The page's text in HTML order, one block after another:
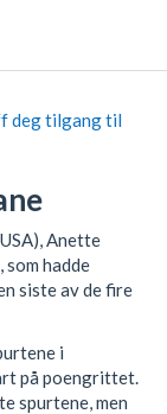
deg tilgang til
Anette
hadde
siste av de fire
i
på poengrittet.
spurtene, men